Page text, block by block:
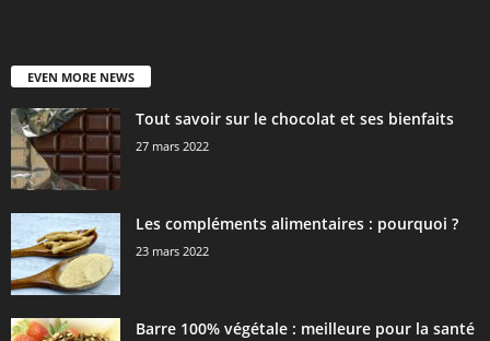
EVEN MORE NEWS
Tout savoir sur le chocolat et ses bienfaits
27 mars 2022
Les compléments alimentaires : pourquoi ?
23 mars 2022
Barre 100% végétale : meilleure pour la santé